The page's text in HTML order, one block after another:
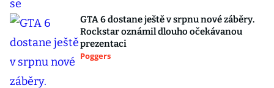
GTA 6 dostane ještě v srpnu nové záběry.
Rockstar oznámil dlouho očekávanou
prezentaci
Poggers